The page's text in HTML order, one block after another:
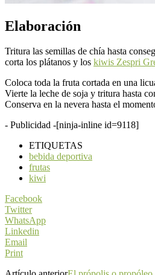
Elaboración
Tritura las semillas de chía hasta
corta los plátanos y los kiwis Zespri
Coloca toda la fruta cortada en una
Vierte la leche de soja y tritura hasta
Conserva en la nevera hasta el
- Publicidad -[ninja-inline id=9118]
ETIQUETAS
bebida deportiva
frutas
kiwi
Facebook
Twitter
WhatsApp
Linkedin
Email
Print